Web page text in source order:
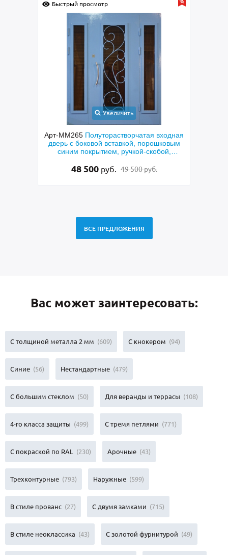
Быстрый просмотр
Увеличить
Арт-ММ265 Полуторастворчатая входная
дверь с боковой вставкой, порошковым
синим покрытием, ручкой-скобой,
48 500 руб. 49 500 руб.
ВСЕ ПРЕДЛОЖЕНИЯ
Вас может заинтересовать:
С толщиной металла 2 мм (609) С кнокером (94)
Синие (56) Нестандартные (479)
С большим стеклом (50) Для веранды и террасы (108)
4-го класса защиты (499) С тремя петлями (771)
С покраской по RAL (230) Арочные (43)
Трехконтурные (793) Наружные (599)
В стиле прованс (27) С двумя замками (715)
В стиле неоклассика (43) С золотой фурнитурой (49)